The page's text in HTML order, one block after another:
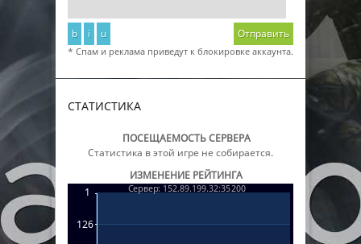
b i u Отправить
* Спам и реклама приведут к блокировке аккаунта.
СТАТИСТИКА
ПОСЕЩАЕМОСТЬ СЕРВЕРА
Статистика в этой игре не собирается.
ИЗМЕНЕНИЕ РЕЙТИНГА